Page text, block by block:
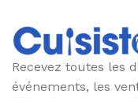
Recevez toutes les
événements, les